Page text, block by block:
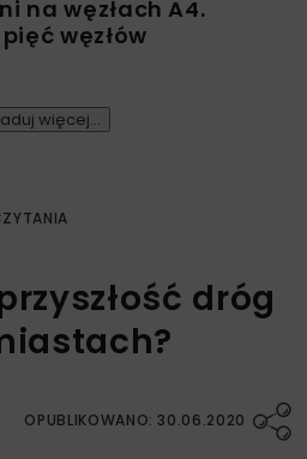
na węzłach A4.
węzłów
więcej...
dróg
OPUBLIKOWANO: 30.06.2020